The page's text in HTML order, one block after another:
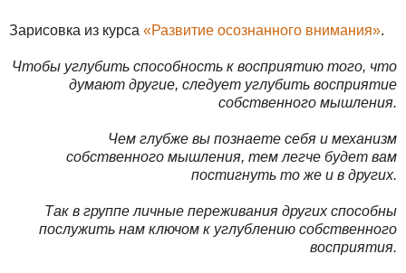
Зарисовка из курса «Развитие осознанного внимания».
Чтобы углубить способность к восприятию того, что
думают другие, следует углубить восприятие
собственного мышления.
Чем глубже вы познаете себя и механизм
собственного мышления, тем легче будет вам
постигнуть то же и в других.
Так в группе личные переживания других способны
послужить нам ключом к углублению собственного
восприятия.